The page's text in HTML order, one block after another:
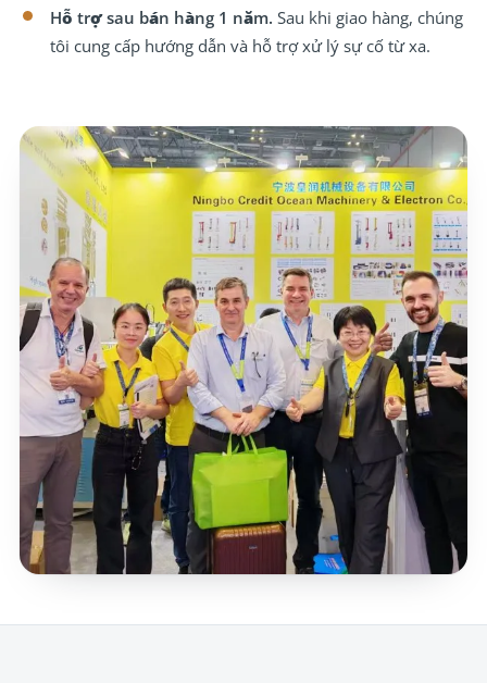
Hỗ trợ sau bán hàng 1 năm. Sau khi giao hàng, chúng
tôi cung cấp hướng dẫn và hỗ trợ xử lý sự cố từ xa.